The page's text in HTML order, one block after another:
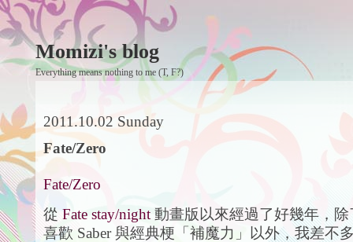
Momizi's blog
Everything means nothing to me (T, F?)
2011.10.02 Sunday
Fate/Zero
Fate/Zero
從 Fate stay/night 動畫版以來經過了好幾年，
喜歡 Saber 與經典梗「補魔力」以外，我差不